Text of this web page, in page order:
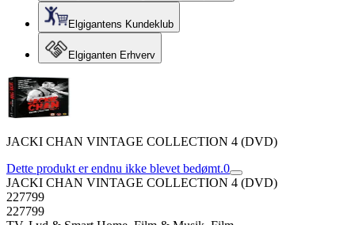
Elgigantens Kundeklub
Elgiganten Erhverv
JACKI CHAN VINTAGE COLLECTION 4 (DVD)
Dette produkt er endnu ikke blevet bedømt.0
JACKI CHAN VINTAGE COLLECTION 4 (DVD)
227799
227799